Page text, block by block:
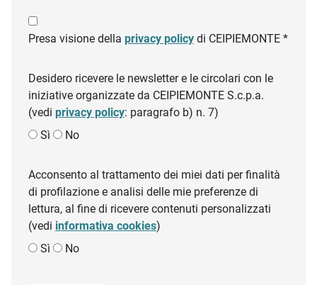
Presa visione della privacy policy di CEIPIEMONTE *
Desidero ricevere le newsletter e le circolari con le
iniziative organizzate da CEIPIEMONTE S.c.p.a.
(vedi privacy policy: paragrafo b) n. 7)
Sì
No
Acconsento al trattamento dei miei dati per finalità
di profilazione e analisi delle mie preferenze di
lettura, al fine di ricevere contenuti personalizzati
(vedi informativa cookies)
Sì
No